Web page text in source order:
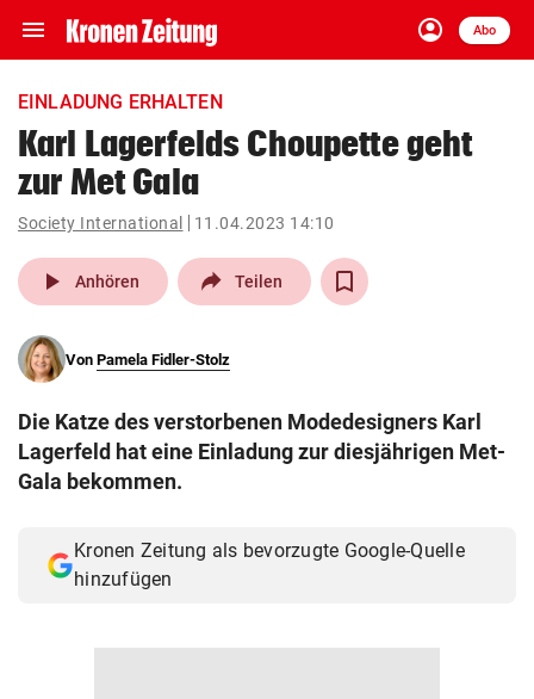
menu Navigation
ein-/ausklappen
account_circle
Anmelden
Abo
close Schließen
account_circle Anmelden
pin_drop
Wien arrow_right
search
eingeben
© Krone Multimedia GmbH & Co KG 2026
Muthgasse 2, 1190 Wien
EINLADUNG ERHALTEN
Karl Lagerfelds Choupette geht
zur Met Gala
Society International 11.04.2023 14:10
play_arrow Anhören Teilen
Von Pamela Fidler-Stolz
Die Katze des verstorbenen Modedesigners Karl
Lagerfeld hat eine Einladung zur diesjährigen Met-
Gala bekommen.
Kronen Zeitung als bevorzugte Google-Quelle
hinzufügen